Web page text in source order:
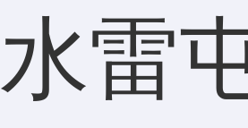
水雷